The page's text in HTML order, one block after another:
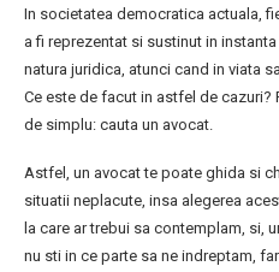
In societatea democratica actuala,
a fi reprezentat si sustinut in
natura juridica, atunci cand in viata
Ce este de facut in astfel de
de simplu: cauta un avocat.
Astfel, un avocat te poate ghida si
situatii neplacute, insa alegerea
la care ar trebui sa contemplam, si,
nu sti in ce parte sa ne indreptam,